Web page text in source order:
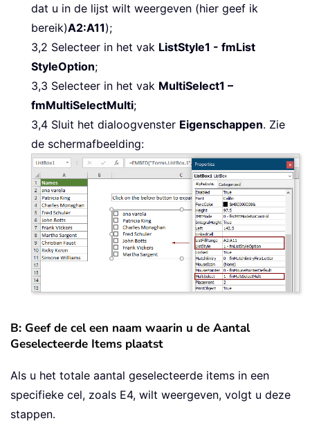
dat u in de lijst wilt weergeven (hier geef ik
bereik)A2:A11);
3,2 Selecteer in het vak ListStyle1 - fmList
StyleOption;
3,3 Selecteer in het vak MultiSelect1 –
fmMultiSelectMulti;
3,4 Sluit het dialoogvenster Eigenschappen. Zie
de schermafbeelding:
B: Geef de cel een naam waarin u de Aantal
Geselecteerde Items plaatst
Als u het totale aantal geselecteerde items in een
specifieke cel, zoals E4, wilt weergeven, volgt u deze
stappen.